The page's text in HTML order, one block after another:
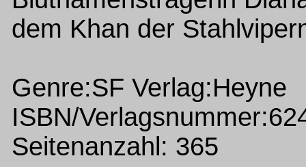
dem Khan der
Genre:SF Verlag:Heyne
ISBN/
Seitenanzahl: 365